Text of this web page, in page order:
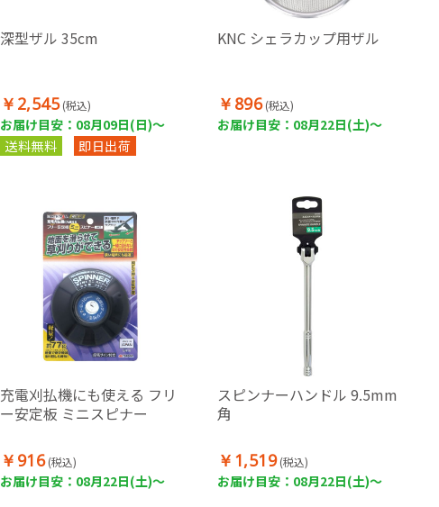
深型ザル 35cm
￥2,545 (税込)
お届け目安：08月09日(日)～
送料無料
即日出荷
KNC シェラカップ用ザル
￥896 (税込)
お届け目安：08月22日(土)～
充電刈払機にも使える フリ
ー安定板 ミニスピナー
￥916 (税込)
お届け目安：08月22日(土)～
スピンナーハンドル 9.5mm
角
￥1,519 (税込)
お届け目安：08月22日(土)～